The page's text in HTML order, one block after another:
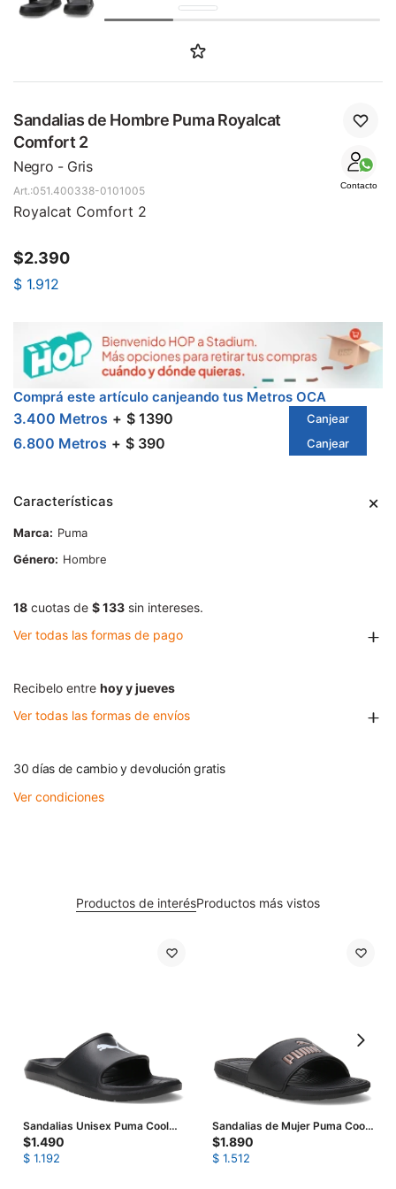
Sandalias de Hombre Puma Royalcat
Comfort 2
Negro - Gris
Contacto
051.400338-0101005
Royalcat Comfort 2
$2.390
$ 1.912
Comprá este artículo canjeando tus Metros OCA
3.400 Metros $ 1390 Canjear
6.800 Metros $ 390 Canjear
Características
Marca
Puma
Género
Hombre
18 cuotas de $ 133 sin intereses.
Ver todas las formas de pago
Recibelo entre hoy y jueves
Ver todas las formas de envíos
30 días de cambio y devolución gratis
Ver condiciones
Productos de interésProductos más vistos
Sandalias Unisex Puma Cool
Cat 2.0 Bx - Negro - Blanco
$1.490
$ 1.192
Sandalias de Mujer Puma Cool
Cat 2.0 Bx - Negro - Dorado
$1.890
$ 1.512